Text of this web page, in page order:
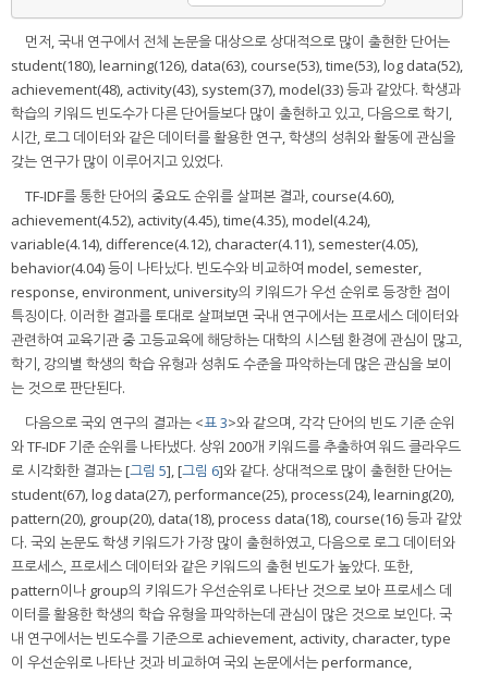
먼저, 국내 연구에서 전체 논문을 대상으로 상대적으로 많이 출현한 단어는
student(180), learning(126), data(63), course(53), time(53), log data(52),
achievement(48), activity(43), system(37), model(33) 등과 같았다. 학생과
학습의 키워드 빈도수가 다른 단어들보다 많이 출현하고 있고, 다음으로 학기,
시간, 로그 데이터와 같은 데이터를 활용한 연구, 학생의 성취와 활동에 관심을
갖는 연구가 많이 이루어지고 있었다.
TF-IDF를 통한 단어의 중요도 순위를 살펴본 결과, course(4.60),
achievement(4.52), activity(4.45), time(4.35), model(4.24),
variable(4.14), difference(4.12), character(4.11), semester(4.05),
behavior(4.04) 등이 나타났다. 빈도수와 비교하여 model, semester,
response, environment, university의 키워드가 우선 순위로 등장한 점이
특징이다. 이러한 결과를 토대로 살펴보면 국내 연구에서는 프로세스 데이터와
관련하여 교육기관 중 고등교육에 해당하는 대학의 시스템 환경에 관심이 많고,
학기, 강의별 학생의 학습 유형과 성취도 수준을 파악하는데 많은 관심을 보이
는 것으로 판단된다.
다음으로 국외 연구의 결과는 <표 3>와 같으며, 각각 단어의 빈도 기준 순위
와 TF-IDF 기준 순위를 나타냈다. 상위 200개 키워드를 추출하여 워드 클라우드
로 시각화한 결과는 [그림 5], [그림 6]와 같다. 상대적으로 많이 출현한 단어는
student(67), log data(27), performance(25), process(24), learning(20),
pattern(20), group(20), data(18), process data(18), course(16) 등과 같았
다. 국외 논문도 학생 키워드가 가장 많이 출현하였고, 다음으로 로그 데이터와
프로세스, 프로세스 데이터와 같은 키워드의 출현 빈도가 높았다. 또한,
pattern이나 group의 키워드가 우선순위로 나타난 것으로 보아 프로세스 데
이터를 활용한 학생의 학습 유형을 파악하는데 관심이 많은 것으로 보인다. 국
내 연구에서는 빈도수를 기준으로 achievement, activity, character, type
이 우선순위로 나타난 것과 비교하여 국외 논문에서는 performance,